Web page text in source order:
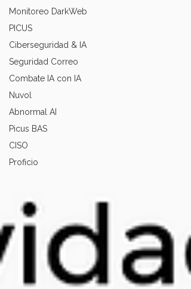
Monitoreo DarkWeb
PICUS
Ciberseguridad & IA
Seguridad Correo
Combate IA con IA
Nuvol
Abnormal AI
Picus BAS
CISO
Proficio